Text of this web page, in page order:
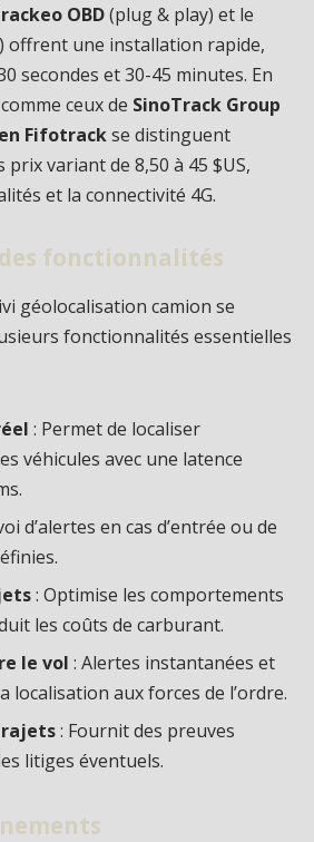
OBD(plug & play) et le
offrent une installation rapide,
secondes et 30-45 minutes. En
ceux de SinoTrack Group
Fifotrackse distinguent
prix variant de 8,50 à 45 $US,
et la connectivité 4G.
fonctionnalités
géolocalisation camion se
fonctionnalités essentielles
: Permet de localiser
véhicules avec une latence
d’alertes en cas d’entrée ou de
: Optimise les comportements
les coûts de carburant.
le vol : Alertes instantanées et
localisation aux forces de l’ordre.
: Fournit des preuves
litiges éventuels.